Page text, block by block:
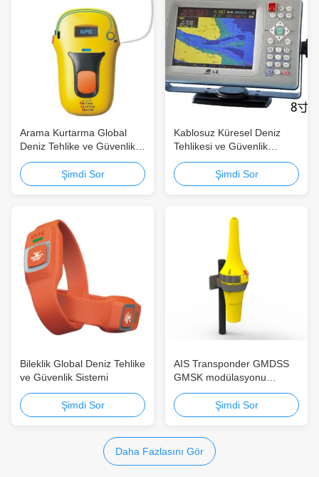
Arama Kurtarma Global
Deniz Tehlike ve Güvenlik
Sistemi
Şimdi Sor
Kablosuz Küresel Deniz
Tehlikesi ve Güvenlik
Sistemi
Şimdi Sor
Bileklik Global Deniz Tehlike
ve Güvenlik Sistemi
Şimdi Sor
AIS Transponder GMDSS
GMSK modülasyonu
yerleşik işleme platformu ve
zaman bölmeli çoklu adres
Şimdi Sor
Daha Fazlasını Gör